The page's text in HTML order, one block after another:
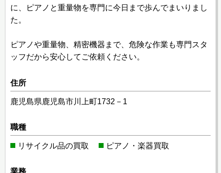
に、ピアノと重量物を専門に今日まで歩んでまいりまし
た。
ピアノや重量物、精密機器まで、危険な作業も専門スタ
ッフだから安心してご依頼ください。
住所
鹿児島県鹿児島市川上町1732－1
職種
リサイクル品の買取 ピアノ・楽器買取
業務